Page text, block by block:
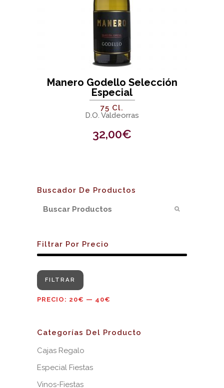
Manero Godello Selección
Especial
75 Cl.
D.O. Valdeorras
32,00€
Buscador De Productos
Filtrar Por Precio
Precio
mínimo
Precio
máximo
FILTRAR
PRECIO: 20€ — 40€
Categorías Del Producto
Cajas Regalo
Especial Fiestas
Vinos-Fiestas